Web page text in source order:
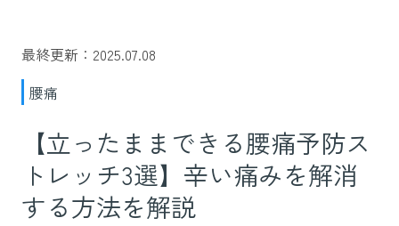
最終更新：2025.07.08
腰痛
【立ったままできる腰痛予防ス
トレッチ3選】辛い痛みを解消
する方法を解説